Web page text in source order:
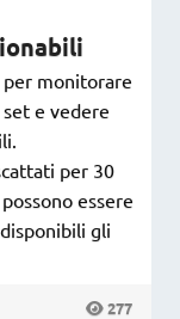
per monitorare
e vedere
per 30
essere
gli
277